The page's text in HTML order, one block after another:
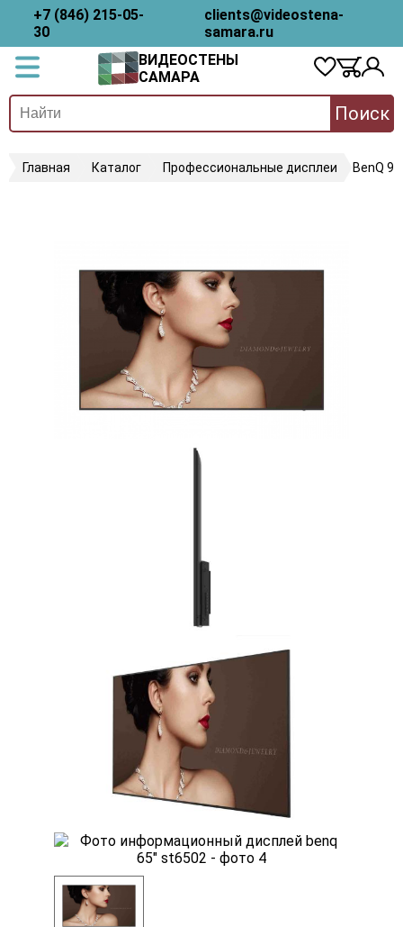
+7 (846) 215-05-
30
clients@videostena-
samara.ru
ВИДЕОСТЕНЫ
САМАРА
Поиск
Главная Каталог Профессиональные дисплеи BenQ